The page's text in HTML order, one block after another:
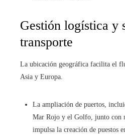
Gestión logística y
transporte
La ubicación geográfica facilita el
Asia y Europa.
La ampliación de puertos,
Mar Rojo y el Golfo, junto con
impulsa la creación de puestos